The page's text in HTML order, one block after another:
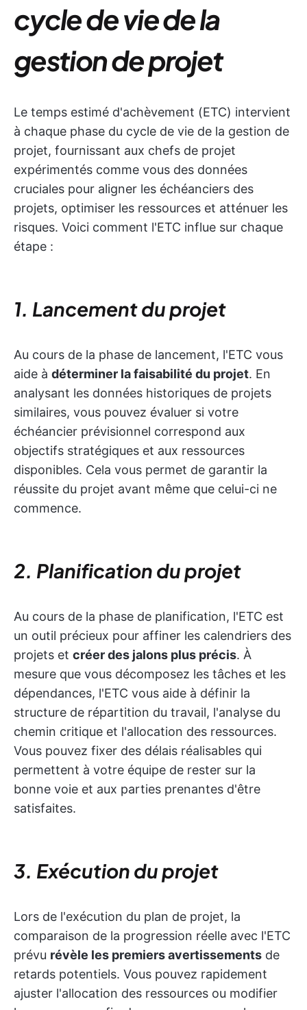
cycle de vie de la
gestion de projet
Le temps estimé d'achèvement (ETC) intervient
à chaque phase du cycle de vie de la gestion de
projet, fournissant aux chefs de projet
expérimentés comme vous des données
cruciales pour aligner les échéanciers des
projets, optimiser les ressources et atténuer les
risques. Voici comment l'ETC influe sur chaque
étape :
1. Lancement du projet
Au cours de la phase de lancement, l'ETC vous
aide à déterminer la faisabilité du projet. En
analysant les données historiques de projets
similaires, vous pouvez évaluer si votre
échéancier prévisionnel correspond aux
objectifs stratégiques et aux ressources
disponibles. Cela vous permet de garantir la
réussite du projet avant même que celui-ci ne
commence.
2. Planification du projet
Au cours de la phase de planification, l'ETC est
un outil précieux pour affiner les calendriers des
projets et créer des jalons plus précis. À
mesure que vous décomposez les tâches et les
dépendances, l'ETC vous aide à définir la
structure de répartition du travail, l'analyse du
chemin critique et l'allocation des ressources.
Vous pouvez fixer des délais réalisables qui
permettent à votre équipe de rester sur la
bonne voie et aux parties prenantes d'être
satisfaites.
3. Exécution du projet
Lors de l'exécution du plan de projet, la
comparaison de la progression réelle avec l'ETC
prévu révèle les premiers avertissements de
retards potentiels. Vous pouvez rapidement
ajuster l'allocation des ressources ou modifier